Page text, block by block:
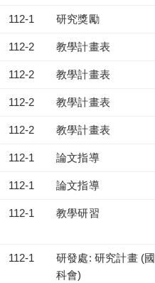
112-1 研究獎勵
112-2 教學計畫表
112-2 教學計畫表
112-2 教學計畫表
112-2 教學計畫表
112-1 論文指導
112-1 論文指導
112-1 教學研習
112-1
研發處: 研究計畫 (國
科會)